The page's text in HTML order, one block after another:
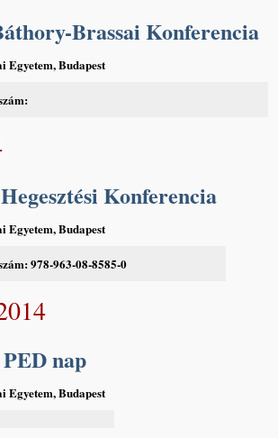
Brassai Konferencia
Egyetem, Budapest
Konferencia
Egyetem, Budapest
978-963-08-8585-0
nap
Egyetem, Budapest